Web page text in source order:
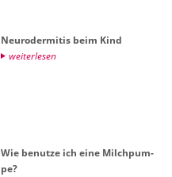
Neu­ro­der­mi­tis beim Kind
wei­ter­le­sen
Wie be­nut­ze ich eine Milch­pum­
pe?